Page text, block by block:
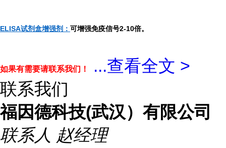
ELISA试剂盒增强剂： 可增强免疫信号2-10倍。
如果有需要请联系我们！ ...查看全文 >
联系我们
福因德科技(武汉）有限公司
联系人 赵经理